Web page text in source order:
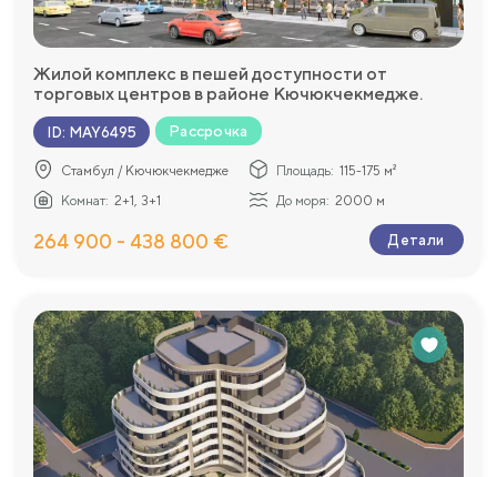
Жилой комплекс в пешей доступности от
торговых центров в районе Кючюкчекмедже.
ID: MAY6495 Рассрочка
Стамбул / Кючюкчекмедже Площадь: 115-175 м²
Комнат: 2+1, 3+1 До моря: 2000 м
264 900 - 438 800 € Детали